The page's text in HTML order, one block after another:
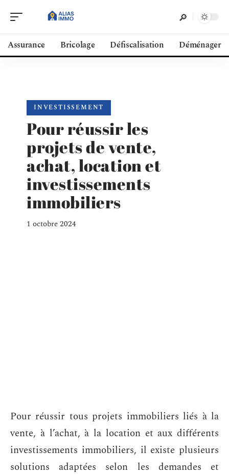
Assurance Bricolage Défiscalisation Déménager
INVESTISSEMENT
Pour réussir les
projets de vente,
achat, location et
investissements
immobiliers
1 octobre 2024
Pour réussir tous projets immobiliers liés à la
vente, à l’achat, à la location et aux différents
investissements immobiliers, il existe plusieurs
solutions adaptées selon les demandes et